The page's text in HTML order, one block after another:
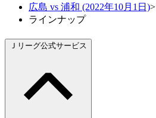
広島 vs 浦和 (2022年10月1日)>
ラインナップ
Ｊリーグ公式サービス